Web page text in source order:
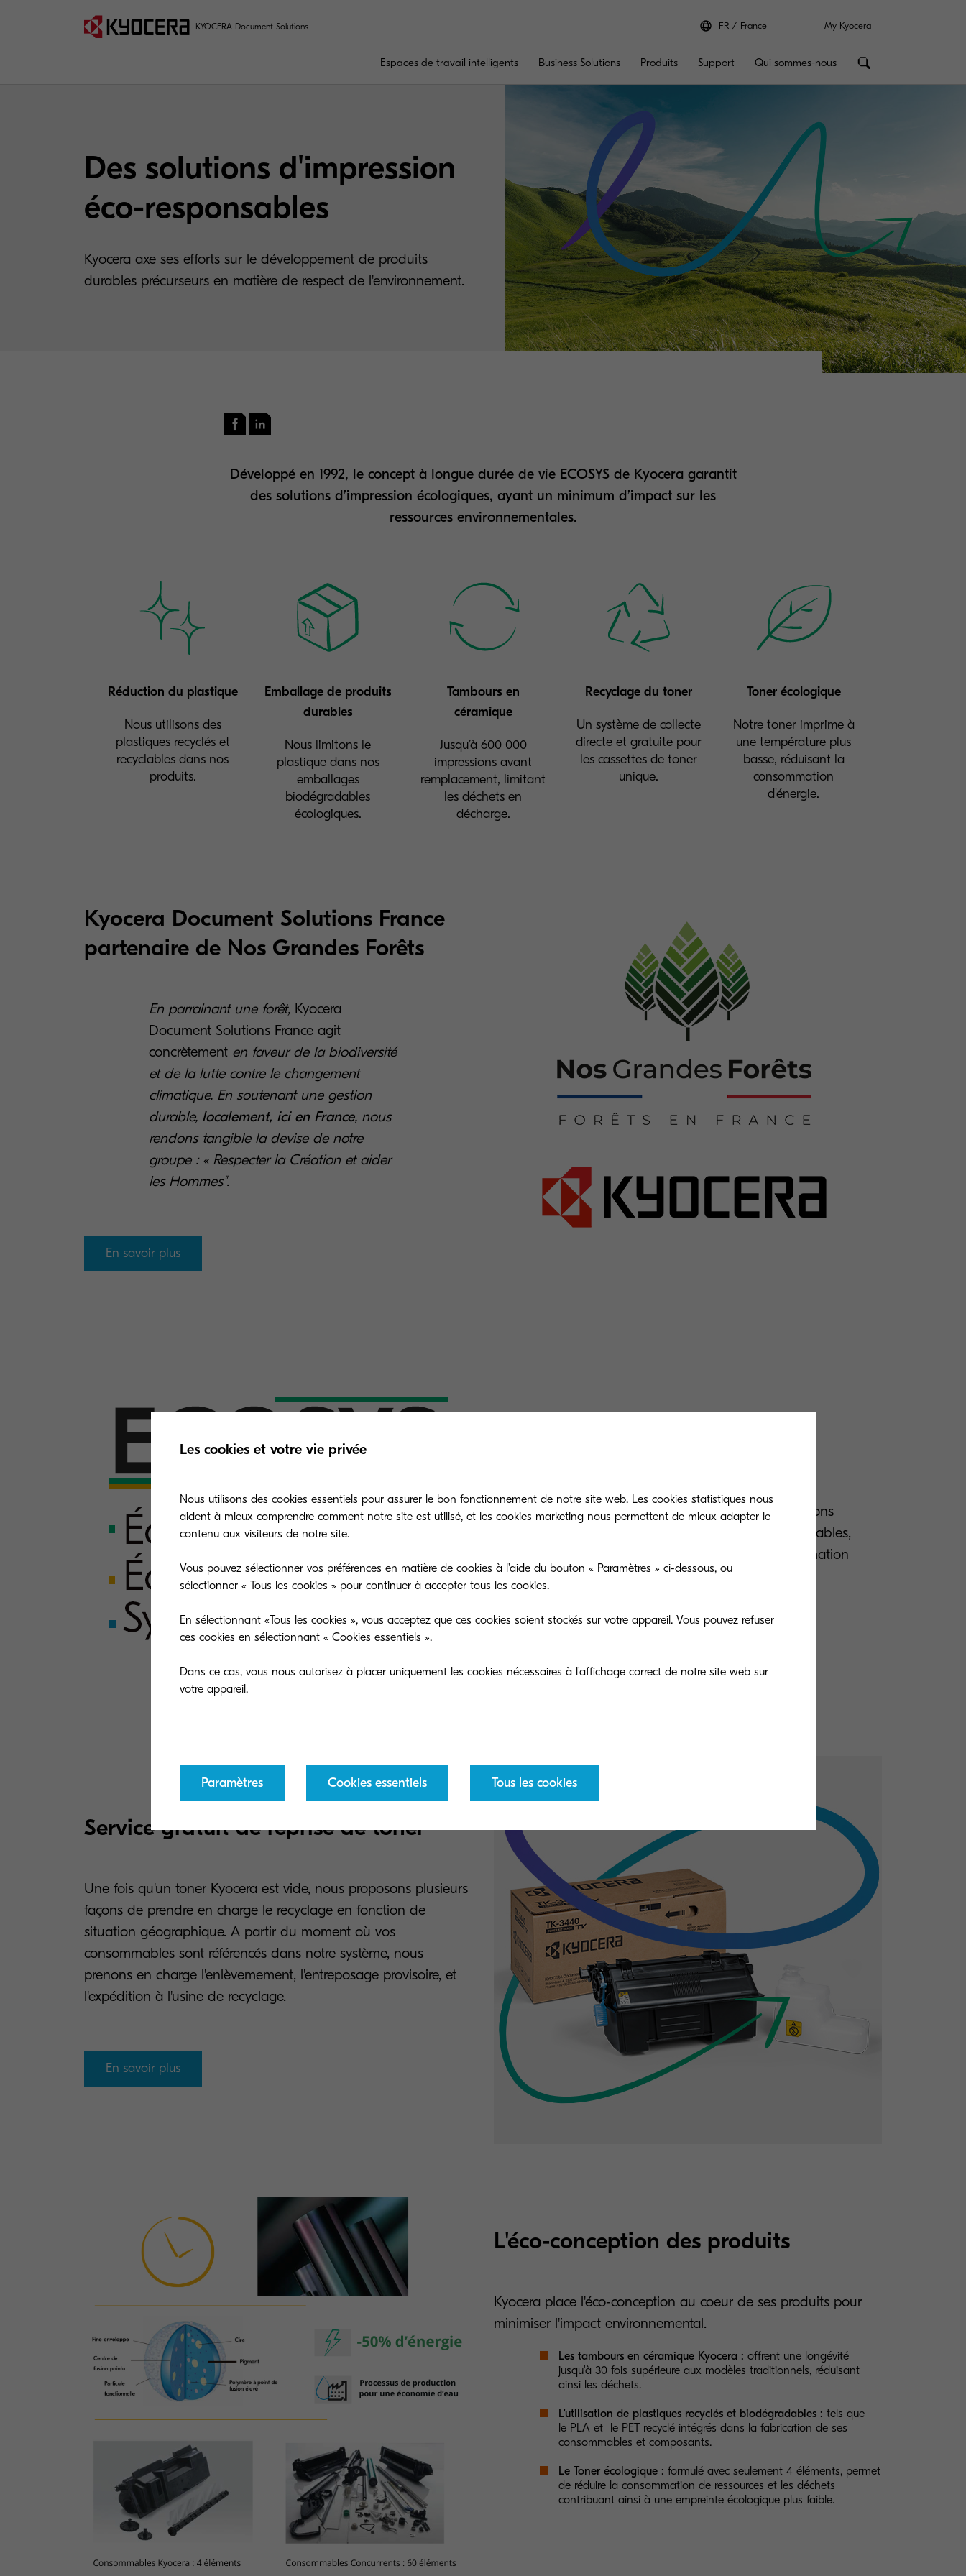
KYOCERA Document Solutions FR France My Kyocera
Espaces de travail intelligents Business Solutions Produits Support Qui sommes-nous
Des solutions d'impression
éco-responsables
Kyocera axe ses efforts sur le développement de produits
durables précurseurs en matière de respect de l'environnement.
Développé en 1992, le concept à longue durée de vie ECOSYS de Kyocera garantit
des solutions d’impression écologiques, ayant un minimum d’impact sur les
ressources environnementales.
Réduction du plastique
Nous utilisons des
plastiques recyclés et
recyclables dans nos
produits.
Emballage de produits
durables
Nous limitons le
plastique dans nos
emballages
biodégradables
écologiques.
Tambours en
céramique
Jusqu’à 600 000
impressions avant
remplacement, limitant
les déchets en
décharge.
Recyclage du toner
Un système de collecte
directe et gratuite pour
les cassettes de toner
unique.
Toner écologique
Notre toner imprime à
une température plus
basse, réduisant la
consommation
d'énergie.
Kyocera Document Solutions France
partenaire de Nos Grandes Forêts
En parrainant une forêt, Kyocera
Document Solutions France agit
concrètementen faveur de la biodiversité
et de la lutte contre le changement
climatique. En soutenant une gestion
durable, localement, ici en France, nous
rendons tangible la devise de notre
groupe : « Respecter la Création et aider
les Hommes".
En savoir plus
Économie et écologie : nos imprimantes et multifonctions
ECOSYS réduisent les déchets plastiques et consommables,
résistent à l’épreuve du temps et offrent une consommation
d’énergie réduite.
Service gratuit de reprise de toner
Une fois qu'un toner Kyocera est vide, nous proposons plusieurs
façons de prendre en charge le recyclage en fonction de
situation géographique. A partir du moment où vos
consommables sont référencés dans notre système, nous
prenons en charge l'enlèvemement, l'entreposage provisoire, et
l'expédition à l'usine de recyclage.
En savoir plus
L'éco-conception des produits
Kyocera place l'éco-conception au coeur de ses produits pour
minimiser l'impact environnemental.
Les tambours en céramique Kyocera : offrent une longévité
jusqu'à 30 fois supérieure aux modèles traditionnels, réduisant
ainsi les déchets.
L'utilisation de plastiques recyclés et biodégradables : tels que
le PLA et le PET recyclé intégrés dans la fabrication de ses
consommables et composants.
Le Toner écologique : formulé avec seulement 4 éléments, permet
de réduire la consommation de ressources et les déchets
contribuant ainsi à une empreinte écologique plus faible.
Les cookies et votre vie privée
Nous utilisons des cookies essentiels pour assurer le bon fonctionnement de notre site web. Les cookies statistiques nous
aident à mieux comprendre comment notre site est utilisé, et les cookies marketing nous permettent de mieux adapter le
contenu aux visiteurs de notre site.
Vous pouvez sélectionner vos préférences en matière de cookies à l'aide du bouton « Paramètres » ci-dessous, ou
sélectionner « Tous les cookies » pour continuer à accepter tous les cookies.
En sélectionnant «Tous les cookies », vous acceptez que ces cookies soient stockés sur votre appareil. Vous pouvez refuser
ces cookies en sélectionnant « Cookies essentiels ».
Dans ce cas, vous nous autorisez à placer uniquement les cookies nécessaires à l'affichage correct de notre site web sur
votre appareil.
Paramètres Cookies essentiels Tous les cookies